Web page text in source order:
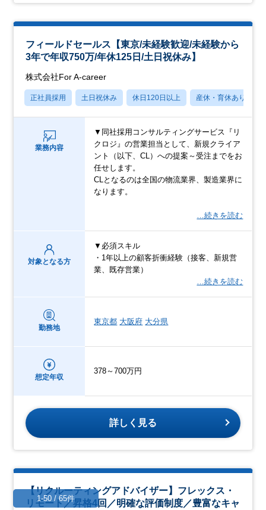
フィールドセールス【東京/未経験歓迎/未経験から
3年で年収750万/年休125日/土日祝休み】
株式会社For A-career
正社員採用 土日祝休み 休日120日以上 産休・育休あり
業務内容
▼同社採用コンサルティングサービス『リ
クロジ』の営業担当として、新規クライア
ント（以下、CL）への提案～受注までをお
任せします。
CLとなるのは全国の物流業界、製造業界に
なります。
…続きを読む
対象となる方
▼必須スキル
・1年以上の顧客折衝経験（接客、新規営
業、既存営業）
…続きを読む
勤務地
東京都 大阪府 大分県
想定年収
378～700万円
詳しく見る
【リクルーティングアドバイザー】フレックス・
リモート／昇格4回／明確な評価制度／豊富なキャ
1-50 / 65件